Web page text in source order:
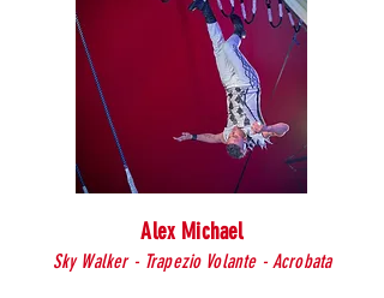
Alex Michael
Sky Walker - Trapezio Volante - Acrobata